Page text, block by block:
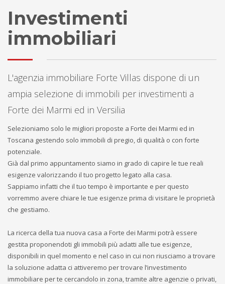
Investimenti
immobiliari
L'agenzia immobiliare Forte Villas dispone di un
ampia selezione di immobili per investimenti a
Forte dei Marmi ed in Versilia
Selezioniamo solo le migliori proposte a Forte dei Marmi ed in
Toscana gestendo solo immobili di pregio, di qualità o con forte
potenziale.
Già dal primo appuntamento siamo in grado di capire le tue reali
esigenze valorizzando il tuo progetto legato alla casa.
Sappiamo infatti che il tuo tempo è importante e per questo
vorremmo avere chiare le tue esigenze prima di visitare le proprietà
che gestiamo.
La ricerca della tua nuova casa a Forte dei Marmi potrà essere
gestita proponendoti gli immobili più adatti alle tue esigenze,
disponibili in quel momento e nel caso in cui non riusciamo a trovare
la soluzione adatta ci attiveremo per trovare l’investimento
immobiliare per te cercandolo in zona, tramite altre agenzie o privati,